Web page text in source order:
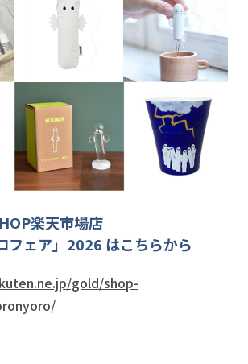
楽天市場店
フェア」2026 はこちらから
gold/shop-